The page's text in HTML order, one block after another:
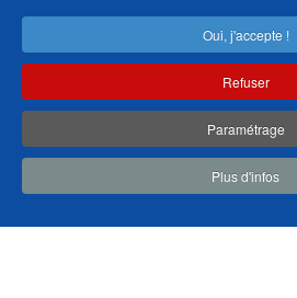
A la suite des intempéries du 24
entre Farinole et Nonza, sur la côte
effondrée, isolant les habitants du
long détour.
DÉCOUVRIR NOS
Oui, j'accepte !
Refuser
Paramétrage
Plus d'infos